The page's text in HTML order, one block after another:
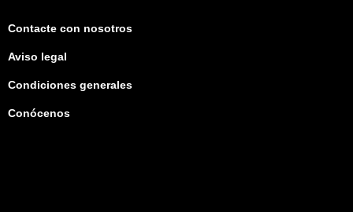
Contacte con nosotros
Aviso legal
Condiciones generales
Conócenos